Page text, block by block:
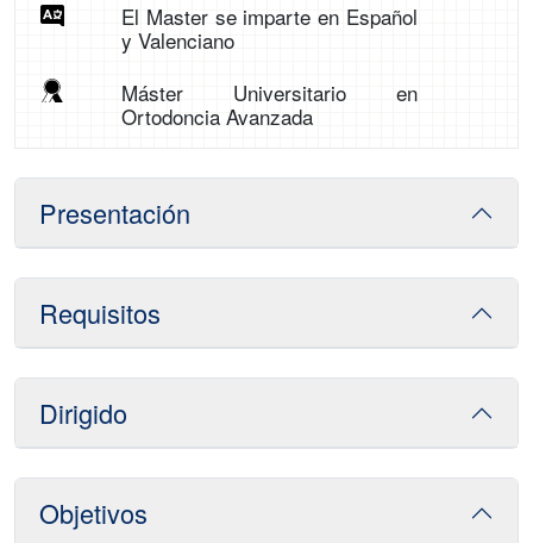
El Master se imparte en Español
y Valenciano
Máster Universitario en
Ortodoncia Avanzada
Presentación
Requisitos
Dirigido
Objetivos